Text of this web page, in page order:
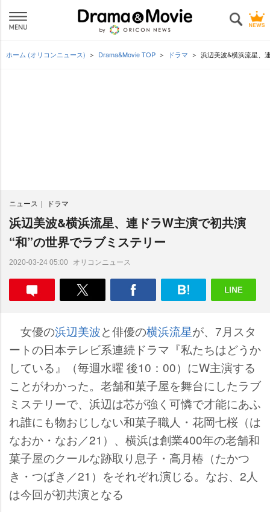
ホーム (オリコンニュース) Drama&Movie TOP ドラマ 浜辺美波&横浜流星、
ニュース ドラマ
浜辺美波&横浜流星、連ドラW主演で初共演
“和”の世界でラブミステリー
2020-03-24 05:00 オリコンニュース
女優の浜辺美波と俳優の横浜流星が、7月スタ
ートの日本テレビ系連続ドラマ『私たちはどうか
している』（毎週水曜 後10：00）にW主演する
ことがわかった。老舗和菓子屋を舞台にしたラブ
ミステリーで、浜辺は芯が強く可憐で才能にあふ
れ誰にも物おじしない和菓子職人・花岡七桜（は
なおか・なお／21）、横浜は創業400年の老舗和
菓子屋のクールな跡取り息子・高月椿（たかつ
き・つばき／21）をそれぞれ演じる。なお、2人
は今回が初共演となる